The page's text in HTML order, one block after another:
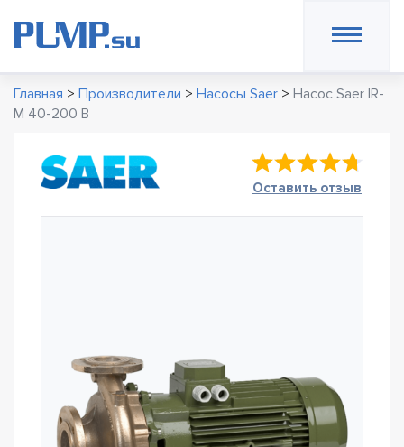
Главная > Производители > Насосы Saer > Насос Saer IR-
M 40-200 B
Оставить отзыв